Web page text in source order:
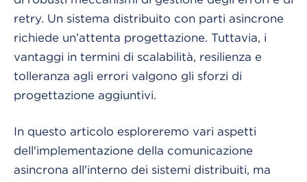
retry. Un sistema distribuito con parti asincrone
richiede un’attenta progettazione. Tuttavia, i
vantaggi in termini di scalabilità, resilienza e
tolleranza agli errori valgono gli sforzi di
progettazione aggiuntivi.
In questo articolo esploreremo vari aspetti
dell'implementazione della comunicazione
asincrona all'interno dei sistemi distribuiti, ma